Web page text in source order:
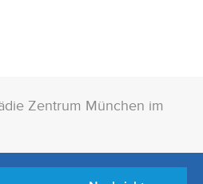
Zentrum München im